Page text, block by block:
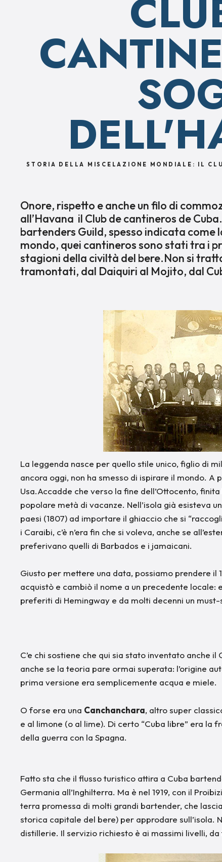
STORIA DELLA MISCELAZIONE MONDIALE: IL
Onore, rispetto e anche un filo di
all’Havana il Club de cantineros de
bartenders Guild, spesso indicata
mondo, quei cantineros sono stati tra i
stagioni della civiltà del bere.Non si
tramontati, dal Daiquiri al Mojito, dal
La leggenda nasce per quello stile unico, figlio di
ancora oggi, non ha smesso di ispirare il mondo.
Usa.Accadde che verso la fine dell’Ottocento,
popolare metà di vacanze. Nell’isola già esisteva
paesi (1807) ad importare il ghiaccio che si
i Caraibi, c’è n’era fin che si voleva, anche se
preferivano quelli di Barbados e i jamaicani.
Giusto per mettere una data, possiamo prendere il
acquistò e cambiò il nome a un precedente locale:
preferiti di Hemingway e da molti decenni un
C’e chi sostiene che qui sia stato inventato anche
anche se la teoria pare ormai superata: l’origine
prima versione era semplicemente acqua e miele.
O forse era una Canchanchara, altro super
e al limone (o al lime). Di certo “Cuba libre” era la
della guerra con la Spagna.
Fatto sta che il flusso turistico attira a Cuba
Germania all’Inghilterra. Ma è nel 1919, con il
terra promessa di molti grandi bartender, che
storica capitale del bere) per approdare sull’isola.
distillerie. Il servizio richiesto è ai massimi livelli,